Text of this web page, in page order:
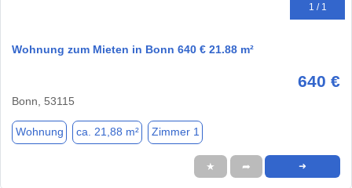
1 / 1
Wohnung zum Mieten in Bonn 640 € 21.88 m²
640 €
Bonn, 53115
Wohnung ca. 21,88 m² Zimmer 1
★ ➦ ➜